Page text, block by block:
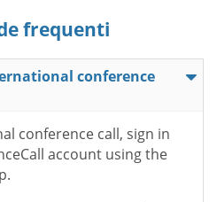
frequenti
conference
conference call, sign in
account using the